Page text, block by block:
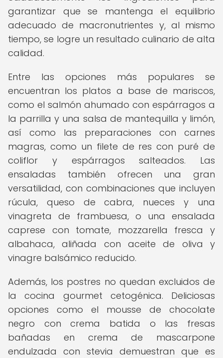
garantizar que se mantenga el equilibrio
adecuado de macronutrientes y, al mismo
tiempo, se logre un resultado culinario de alta
calidad.
Entre las opciones más populares se
encuentran los platos a base de mariscos,
como el salmón ahumado con espárragos a
la parrilla y una salsa de mantequilla y limón,
así como las preparaciones con carnes
magras, como un filete de res con puré de
coliflor y espárragos salteados. Las
ensaladas también ofrecen una gran
versatilidad, con combinaciones que incluyen
rúcula, queso de cabra, nueces y una
vinagreta de frambuesa, o una ensalada
caprese con tomate, mozzarella fresca y
albahaca, aliñada con aceite de oliva y
vinagre balsámico reducido.
Además, los postres no quedan excluidos de
la cocina gourmet cetogénica. Deliciosas
opciones como el mousse de chocolate
negro con crema batida o las fresas
bañadas en crema de mascarpone
endulzada con stevia demuestran que es